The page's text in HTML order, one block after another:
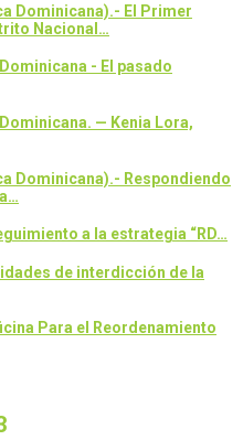
Dominicana).- El Primer
Nacional…
- El pasado
— Kenia Lora,
Dominicana).- Respondiendo
a la estrategia “RD…
de interdicción de la
Para el Reordenamiento